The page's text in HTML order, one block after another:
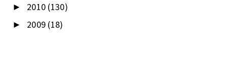
► 2010 (130)
► 2009 (18)